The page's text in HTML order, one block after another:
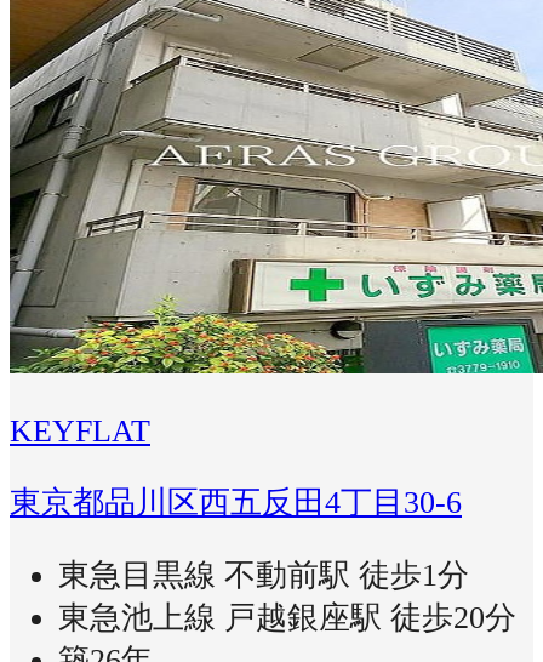
KEYFLAT
東京都品川区西五反田4丁目30-6
東急目黒線 不動前駅 徒歩1分
東急池上線 戸越銀座駅 徒歩20分